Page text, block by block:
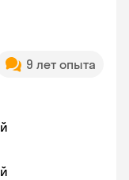
9 лет опыта